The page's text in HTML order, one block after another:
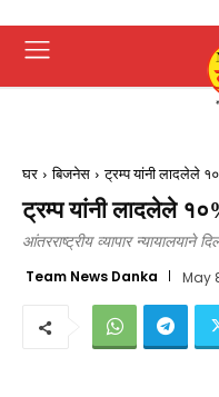
घर बिजनेस ट्रम्प यांनी लादलेले
ट्रम्प यांनी लादलेले
आंतरराष्ट्रीय व्यापार न्यायालयाने
Team News Danka May